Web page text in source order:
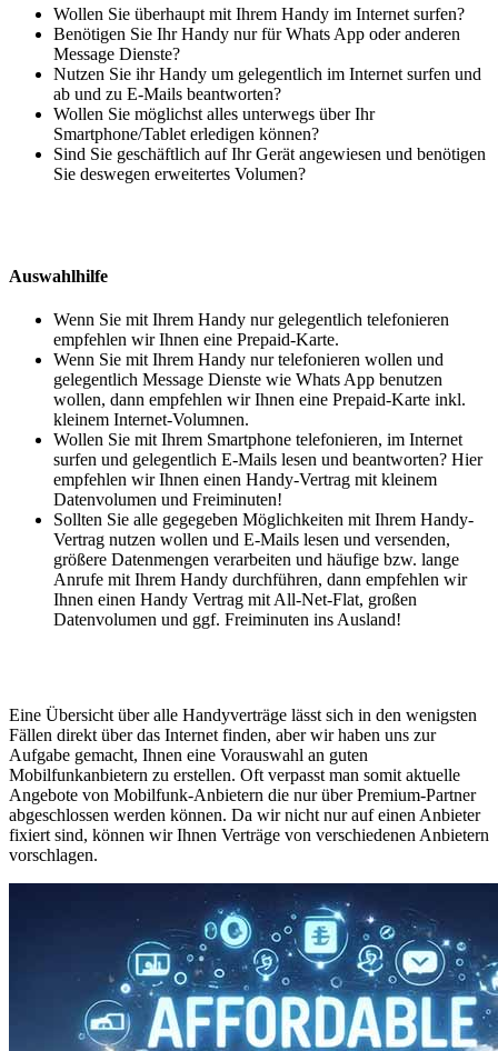
Wollen Sie überhaupt mit Ihrem Handy im Internet surfen?
Benötigen Sie Ihr Handy nur für Whats App oder anderen
Message Dienste?
Nutzen Sie ihr Handy um gelegentlich im Internet surfen und
ab und zu E-Mails beantworten?
Wollen Sie möglichst alles unterwegs über Ihr
Smartphone/Tablet erledigen können?
Sind Sie geschäftlich auf Ihr Gerät angewiesen und benötigen
Sie deswegen erweitertes Volumen?
Auswahlhilfe
Wenn Sie mit Ihrem Handy nur gelegentlich telefonieren
empfehlen wir Ihnen eine Prepaid-Karte.
Wenn Sie mit Ihrem Handy nur telefonieren wollen und
gelegentlich Message Dienste wie Whats App benutzen
wollen, dann empfehlen wir Ihnen eine Prepaid-Karte inkl.
kleinem Internet-Volumnen.
Wollen Sie mit Ihrem Smartphone telefonieren, im Internet
surfen und gelegentlich E-Mails lesen und beantworten? Hier
empfehlen wir Ihnen einen Handy-Vertrag mit kleinem
Datenvolumen und Freiminuten!
Sollten Sie alle gegegeben Möglichkeiten mit Ihrem Handy-
Vertrag nutzen wollen und E-Mails lesen und versenden,
größere Datenmengen verarbeiten und häufige bzw. lange
Anrufe mit Ihrem Handy durchführen, dann empfehlen wir
Ihnen einen Handy Vertrag mit All-Net-Flat, großen
Datenvolumen und ggf. Freiminuten ins Ausland!
Eine Übersicht über alle Handyverträge lässt sich in den wenigsten
Fällen direkt über das Internet finden, aber wir haben uns zur
Aufgabe gemacht, Ihnen eine Vorauswahl an guten
Mobilfunkanbietern zu erstellen. Oft verpasst man somit aktuelle
Angebote von Mobilfunk-Anbietern die nur über Premium-Partner
abgeschlossen werden können. Da wir nicht nur auf einen Anbieter
fixiert sind, können wir Ihnen Verträge von verschiedenen Anbietern
vorschlagen.